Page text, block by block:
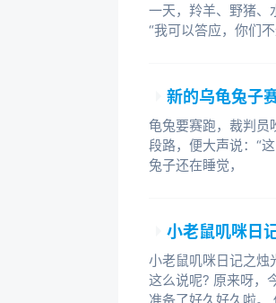
一天，羚羊、野猪、
“我可以答应，你们
新的乌龟兔子
龟兔要赛跑，裁判员
段路，便大声说：“
兔子还在睡觉，
小老鼠叽咪日
小老鼠叽咪日记之烛
这么说呢? 原来呀，